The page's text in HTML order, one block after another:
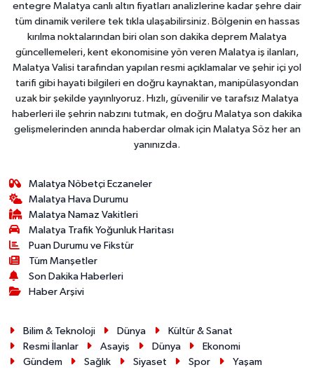
entegre Malatya canlı altın fiyatları analizlerine kadar şehre dair
tüm dinamik verilere tek tıkla ulaşabilirsiniz. Bölgenin en hassas
kırılma noktalarından biri olan son dakika deprem Malatya
güncellemeleri, kent ekonomisine yön veren Malatya iş ilanları,
Malatya Valisi tarafından yapılan resmi açıklamalar ve şehir içi yol
tarifi gibi hayati bilgileri en doğru kaynaktan, manipülasyondan
uzak bir şekilde yayınlıyoruz. Hızlı, güvenilir ve tarafsız Malatya
haberleri ile şehrin nabzını tutmak, en doğru Malatya son dakika
gelişmelerinden anında haberdar olmak için Malatya Söz her an
yanınızda.
Malatya Nöbetçi Eczaneler
Malatya Hava Durumu
Malatya Namaz Vakitleri
Malatya Trafik Yoğunluk Haritası
Puan Durumu ve Fikstür
Tüm Manşetler
Son Dakika Haberleri
Haber Arşivi
Bilim & Teknoloji Dünya
Kültür & Sanat
Resmi İlanlar
Asayiş Dünya
Ekonomi
Gündem
Sağlık Siyaset Spor Yaşam